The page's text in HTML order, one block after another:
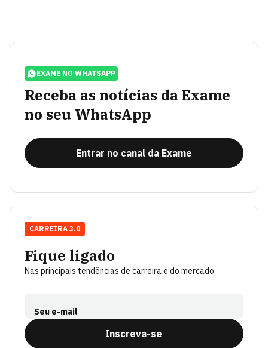
EXAME NO WHATSAPP
Receba as notícias da Exame
no seu WhatsApp
Entrar no canal da Exame
Fique ligado
Nas principais tendências de carreira e do mercado.
Seu e-mail
Inscreva-se
CARREIRA 3.0